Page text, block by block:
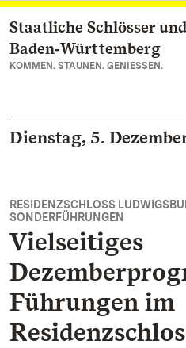
Zum Hauptinhalt springen
Staatliche Schlösser
Baden‑Württemberg
KOMMEN. STAUNEN. GENIESSEN.
Dienstag, 5.
RESIDENZSCHLOSS
SONDERFÜHRUNGEN
Vielseitiges
Führungen im